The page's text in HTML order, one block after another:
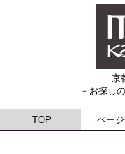
京
－お探し
TOP ペー